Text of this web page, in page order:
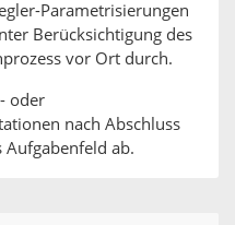
Parametrisierungen
Berücksichtigung des
vor Ort durch.
oder
nach Abschluss
Aufgabenfeld ab.